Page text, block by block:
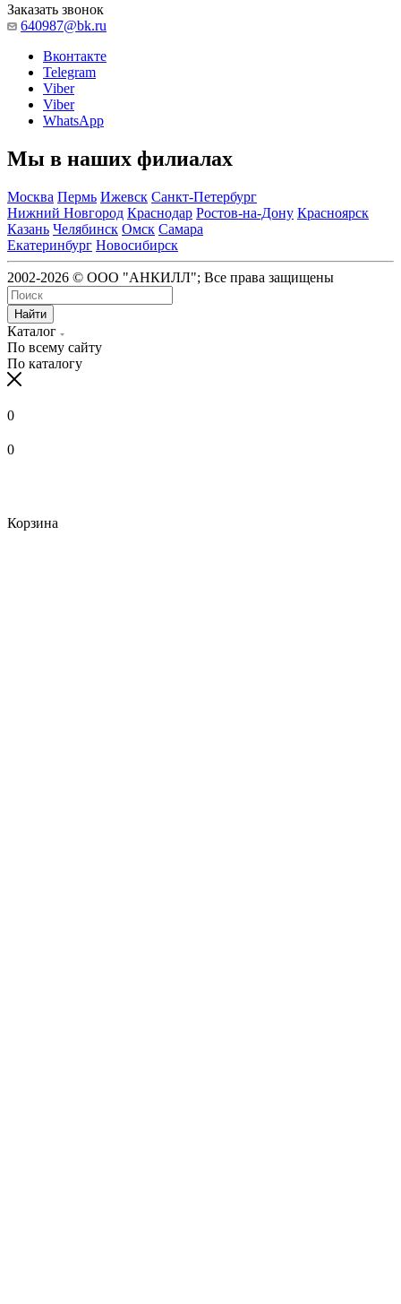
Заказать звонок
640987@bk.ru
Вконтакте
Telegram
Viber
Viber
WhatsApp
Мы в наших филиалах
Москва Пермь Ижевск Санкт-Петербург
Нижний Новгород Краснодар Ростов-на-Дону Красноярск
Казань Челябинск Омск Самара
Екатеринбург Новосибирск
2002-2026 © ООО "АНКИЛЛ"; Все права защищены
Найти
Каталог
По всему сайту
По каталогу
0
0
Корзина